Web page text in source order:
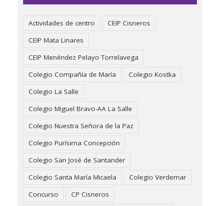
Actividades de centro
CEIP Cisneros
CEIP Mata Linares
CEIP Menéndez Pelayo Torrelavega
Colegio Compañía de María
Colegio Kostka
Colegio La Salle
Colegio Miguel Bravo-AA La Salle
Colegio Nuestra Señora de la Paz
Colegio Purísima Concepción
Colegio San José de Santander
Colegio Santa María Micaela
Colegio Verdemar
Concurso
CP Cisneros